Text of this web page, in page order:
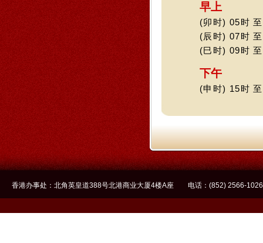
早上
(卯时) 05时
(辰时) 07时
(巳时) 09时
下午
(申时) 15时
香港办事处：北角英皇道388号北港商业大厦4楼A座 电话：(852)